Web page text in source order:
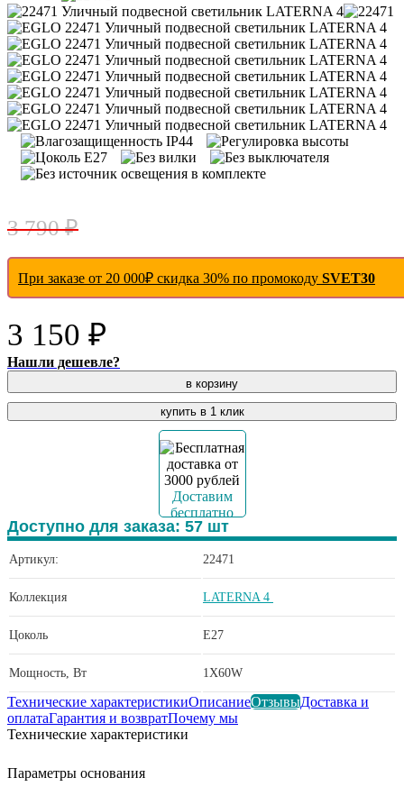
3 790 ₽
При заказе от 20 000₽ скидка 30% по промокоду SVET30
3 150 ₽
Нашли дешевле?
в корзину
купить в 1 клик
Доставим
бесплатно
Доступно для заказа: 57 шт
Артикул: 22471
Коллекция LATERNA 4
Цоколь E27
Мощность, Вт 1X60W
Технические характеристикиОписаниеОтзывыДоставка и
оплатаГарантия и возвратПочему мы
Технические характеристики
Параметры основания